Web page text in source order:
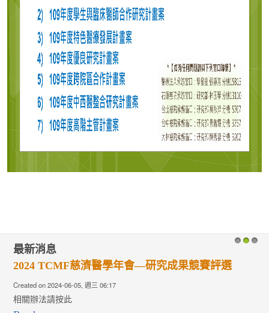
最新消息
2024 TCMF慈濟醫學年會—研究成果競賽評選
Created on 2024-06-05, 週三 06:17
相關辦法請按此